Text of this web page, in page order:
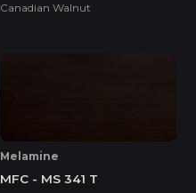
Canadian Walnut
Melamine
MFC - MS 341 T